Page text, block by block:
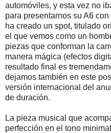
automóviles, y esta vez no
para presentarnos su A6
ha creado un spot, titulado
el que vemos como un
piezas que conforman la
manera mágica (efectos
resultado final es
dejamos también en este
versión internacional del
de duración.
La pieza musical que
perfección en el tono